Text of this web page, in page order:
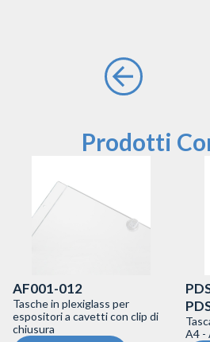
Prodotti
AF001-012
Tasche in plexiglass per
espositori a cavetti con clip di
chiusura
A4 -